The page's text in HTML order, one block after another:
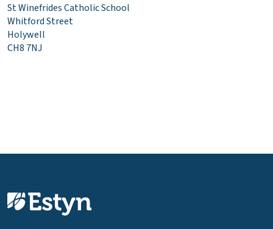
St Winefrides Catholic School
Whitford Street
Holywell
CH8 7NJ